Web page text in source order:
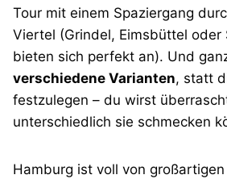
Tour mit einem Spaziergang
Viertel (Grindel, Eimsbüttel oder
bieten sich perfekt an). Und
verschiedene Varianten, statt
festzulegen – du wirst
unterschiedlich sie schmecken
Hamburg ist voll von